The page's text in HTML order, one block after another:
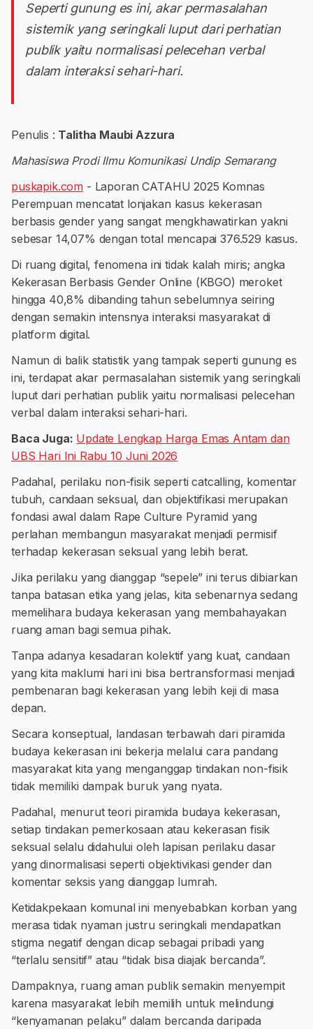
Seperti gunung es ini, akar permasalahan
sistemik yang seringkali luput dari perhatian
publik yaitu normalisasi pelecehan verbal
dalam interaksi sehari-hari.
Penulis : Talitha Maubi Azzura
Mahasiswa Prodi Ilmu Komunikasi Undip Semarang
puskapik.com - Laporan CATAHU 2025 Komnas
Perempuan mencatat lonjakan kasus kekerasan
berbasis gender yang sangat mengkhawatirkan yakni
sebesar 14,07% dengan total mencapai 376.529 kasus.
Di ruang digital, fenomena ini tidak kalah miris; angka
Kekerasan Berbasis Gender Online (KBGO) meroket
hingga 40,8% dibanding tahun sebelumnya seiring
dengan semakin intensnya interaksi masyarakat di
platform digital.
Namun di balik statistik yang tampak seperti gunung es
ini, terdapat akar permasalahan sistemik yang seringkali
luput dari perhatian publik yaitu normalisasi pelecehan
verbal dalam interaksi sehari-hari.
Baca Juga: Update Lengkap Harga Emas Antam dan
UBS Hari Ini Rabu 10 Juni 2026
Padahal, perilaku non-fisik seperti catcalling, komentar
tubuh, candaan seksual, dan objektifikasi merupakan
fondasi awal dalam Rape Culture Pyramid yang
perlahan membangun masyarakat menjadi permisif
terhadap kekerasan seksual yang lebih berat.
Jika perilaku yang dianggap “sepele” ini terus dibiarkan
tanpa batasan etika yang jelas, kita sebenarnya sedang
memelihara budaya kekerasan yang membahayakan
ruang aman bagi semua pihak.
Tanpa adanya kesadaran kolektif yang kuat, candaan
yang kita maklumi hari ini bisa bertransformasi menjadi
pembenaran bagi kekerasan yang lebih keji di masa
depan.
Secara konseptual, landasan terbawah dari piramida
budaya kekerasan ini bekerja melalui cara pandang
masyarakat kita yang menganggap tindakan non-fisik
tidak memiliki dampak buruk yang nyata.
Padahal, menurut teori piramida budaya kekerasan,
setiap tindakan pemerkosaan atau kekerasan fisik
seksual selalu didahului oleh lapisan perilaku dasar
yang dinormalisasi seperti objektivikasi gender dan
komentar seksis yang dianggap lumrah.
Ketidakpekaan komunal ini menyebabkan korban yang
merasa tidak nyaman justru seringkali mendapatkan
stigma negatif dengan dicap sebagai pribadi yang
“terlalu sensitif” atau “tidak bisa diajak bercanda”.
Dampaknya, ruang aman publik semakin menyempit
karena masyarakat lebih memilih untuk melindungi
“kenyamanan pelaku” dalam bercanda daripada